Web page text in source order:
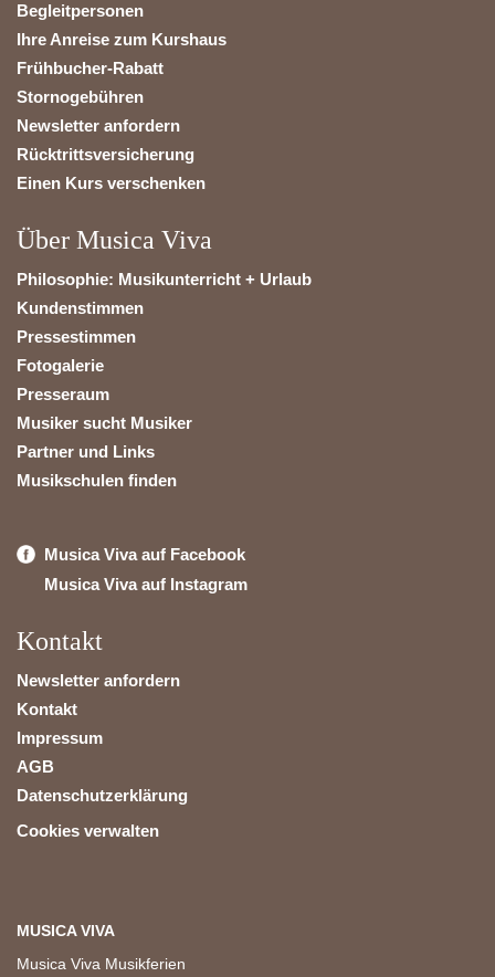
Begleitpersonen
Ihre Anreise zum Kurshaus
Frühbucher-Rabatt
Stornogebühren
Newsletter anfordern
Rücktrittsversicherung
Einen Kurs verschenken
Über Musica Viva
Philosophie: Musikunterricht + Urlaub
Kundenstimmen
Pressestimmen
Fotogalerie
Presseraum
Musiker sucht Musiker
Partner und Links
Musikschulen finden
Musica Viva auf Facebook
Musica Viva auf Instagram
Kontakt
Newsletter anfordern
Kontakt
Impressum
AGB
Datenschutzerklärung
Cookies verwalten
MUSICA VIVA
Musica Viva Musikferien